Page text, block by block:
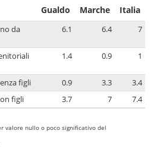
Gualdo Marche Italia
da
6.1 6.4 7
1.4 0.9 1
figli 0.9 3.3
3.4
figli
3.7 7 7.4
valore nullo o poco significativo del